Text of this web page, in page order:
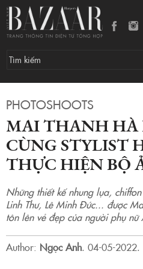
PHOTOSHOOTS
MAI THANH HÀ
CÙNG STYLIST
THỰC HIỆN BỘ
Những thiết kế nhung lụa,
Linh Thư, Lê Minh Đức... được
tôn lên vẻ đẹp của người phụ nữ
Author: Ngọc Anh. 04-05-2022.